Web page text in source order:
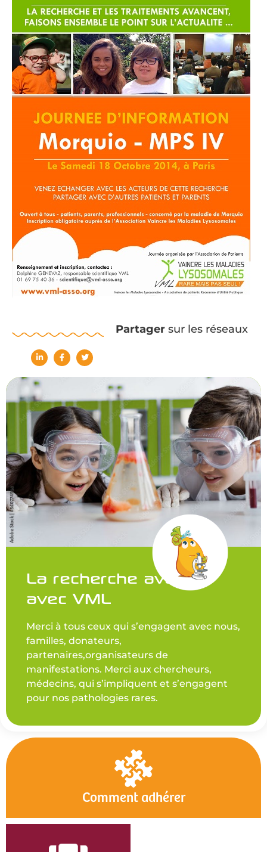
Partagersur les réseaux
La recherche avance
avec VML
Merci à tous ceux qui s’engagent avec nous,
familles, donateurs,
partenaires,organisateurs de
manifestations. Merci aux chercheurs,
médecins, qui s’impliquent et s’engagent
pour nos pathologies rares.
Comment adhérer